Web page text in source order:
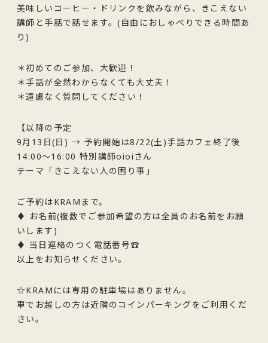
美味しいコーヒー・ドリンクを飲みながら、きこえない
講師と手話で話せます。(自由におしゃべりできる時間あ
り)
＊初めてのご参加、大歓迎！
＊手話が全然わからなくても大丈夫！
＊遠慮なく質問してください！
【以降の予定
9月13日(日) → 予約開始は8/22(土)手話カフェ終了後
14:00〜16:00 特別講師oioiさん
テーマ「きこえない人の困り事」
ご予約はKRAMまで。
♦ お名前(複数でご参加希望の方は全員のお名前をお願
いします)
♦ 当日連絡のつく電話番号☎
以上をお知らせください。
☆KRAMには専用の駐車場はありません。
車でお越しの方は近隣のコインパーキングをご利用くだ
さい。